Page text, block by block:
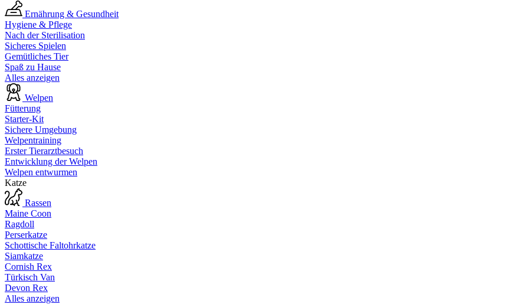
Ernährung & Gesundheit
Hygiene & Pflege
Nach der Sterilisation
Sicheres Spielen
Gemütliches Tier
Spaß zu Hause
Alles anzeigen
Welpen
Fütterung
Starter-Kit
Sichere Umgebung
Welpentraining
Erster Tierarztbesuch
Entwicklung der Welpen
Welpen entwurmen
Katze
Rassen
Maine Coon
Ragdoll
Perserkatze
Schottische Faltohrkatze
Siamkatze
Cornish Rex
Türkisch Van
Devon Rex
Alles anzeigen